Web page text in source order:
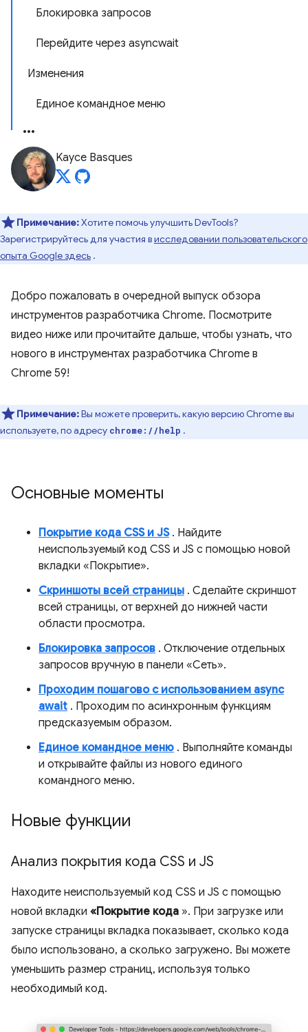
Блокировка запросов
Перейдите через asyncwait
Изменения
Единое командное меню
Kayce Basques
Примечание:Хотите помочь улучшить DevTools?
Зарегистрируйтесь для участия висследовании пользовательского
опыта Google здесь .
Добро пожаловать в очередной выпуск обзора
инструментов разработчика Chrome. Посмотрите
видео ниже или прочитайте дальше, чтобы узнать, что
нового в инструментах разработчика Chrome в
Chrome 59!
Примечание:Вы можете проверить, какую версию Chrome вы
используете, по адресу chrome://help .
Основные моменты
Покрытие кода CSS и JS. Найдите
неиспользуемый код CSS и JS с помощью новой
вкладки «Покрытие».
Скриншоты всей страницы . Сделайте скриншот
всей страницы, от верхней до нижней части
области просмотра.
Блокировка запросов . Отключение отдельных
запросов вручную в панели «Сеть».
Проходим пошагово с использованием async
await . Проходим по асинхронным функциям
предсказуемым образом.
Единое командное меню . Выполняйте команды
и открывайте файлы из нового единого
командного меню.
Новые функции
Анализ покрытия кода CSS и JS
Находите неиспользуемый код CSS и JS с помощью
новой вкладки «Покрытие кода ». При загрузке или
запуске страницы вкладка показывает, сколько кода
было использовано, а сколько загружено. Вы можете
уменьшить размер страниц, используя только
необходимый код.